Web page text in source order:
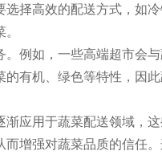
选择高效的配送方式，如
。例如，一些高端超市会
的有机、绿色等特性，因
渐应用于蔬菜配送领域，
而增强对蔬菜品质的信任